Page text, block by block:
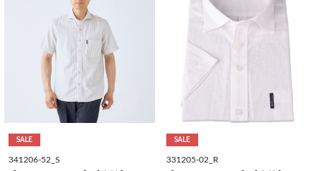
SALE
341206-52_S
SALE
331205-02_R